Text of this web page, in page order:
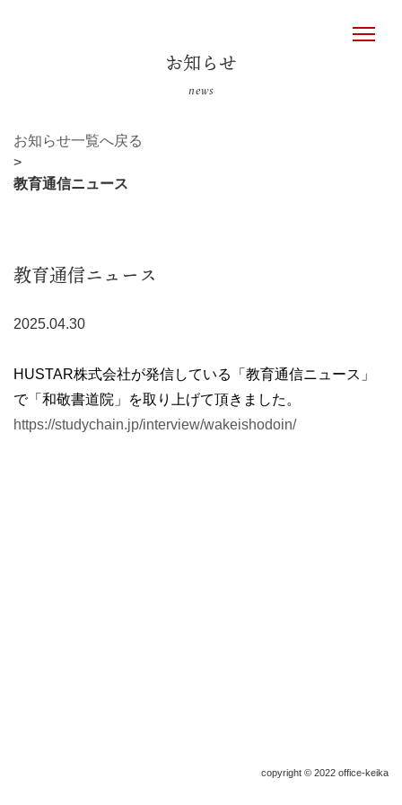
お知らせ
news
お知らせ一覧へ戻る
>
教育通信ニュース
教育通信ニュース
2025.04.30
HUSTAR株式会社が発信している「教育通信ニュース」
で「和敬書道院」を取り上げて頂きました。
https://studychain.jp/interview/wakeishodoin/
copyright © 2022 office-keika